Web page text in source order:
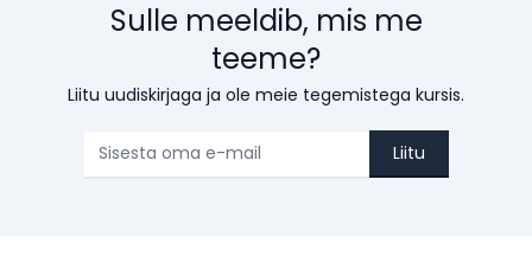
Sulle meeldib, mis me
teeme?
Liitu uudiskirjaga ja ole meie tegemistega kursis.
Liitu